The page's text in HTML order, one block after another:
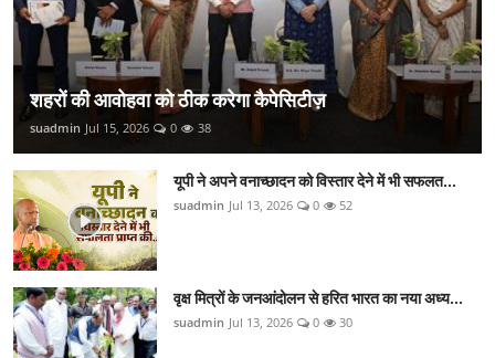
शहरों की आवोहवा को ठीक करेगा कैपेसिटीज़
suadmin Jul 15, 2026 0 38
यूपी ने अपने वनाच्छादन को विस्तार देने में भी सफलत...
suadmin Jul 13, 2026 0 52
वृक्ष मित्रों के जनआंदोलन से हरित भारत का नया अध्य...
suadmin Jul 13, 2026 0 30